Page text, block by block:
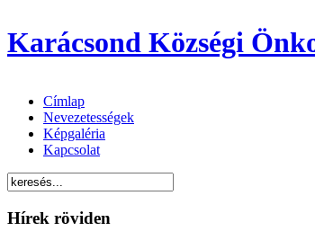
Karácsond Községi
Címlap
Nevezetességek
Képgaléria
Kapcsolat
Hírek röviden